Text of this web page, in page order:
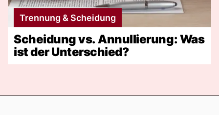
Trennung & Scheidung
Scheidung vs. Annullierung: Was
ist der Unterschied?